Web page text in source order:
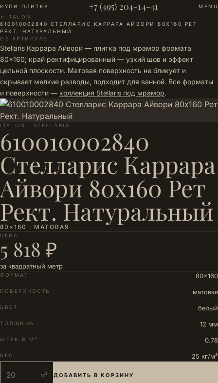
КУПИ ПЛИТКУ +7 (495) 204-14-41
MENU
← ITALON ·
610010002840 СТЕЛЛАРИС КАРРАРА АЙВОРИ 80Х160 РЕТ
РЕКТ. НАТУРАЛЬНЫЙ
ОБ АРТИКУЛЕ
Stellaris Каррара Айвори — плитка под мрамор формата
80×160; край ректифицированный — узкий шов и эффект
цельной плоскости. Матовая поверхность не бликует и
скрывает мелкие разводы, подходит для ванной. Все форматы
и поверхности — коллекция Stellaris под мрамор.
ITALON · STELLARIS
610010002840
Стелларис Каррара
Айвори 80х160 Рет
Рект. Натуральный
80×160 · МАТОВАЯ
ЦЕНА
5 818 ₽
за квадратный метр
ФОРМАТ 80×160
ПОВЕРХНОСТЬ матовая
ЦВЕТ белый
ТОЛЩИНА 12 мм
ШТУК В М² 0.78
ВЕС 25 кг/м²
м² ДОБАВИТЬ В КОРЗИНУ